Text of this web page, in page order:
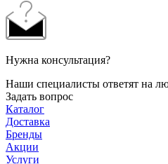
Нужна консультация?
Наши специалисты ответят на
Задать вопрос
Каталог
Доставка
Бренды
Акции
Услуги